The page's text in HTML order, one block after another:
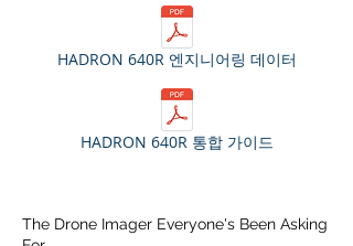
HADRON 640R 엔지니어링 데이터
HADRON 640R 통합 가이드
The Drone Imager Everyone's Been Asking